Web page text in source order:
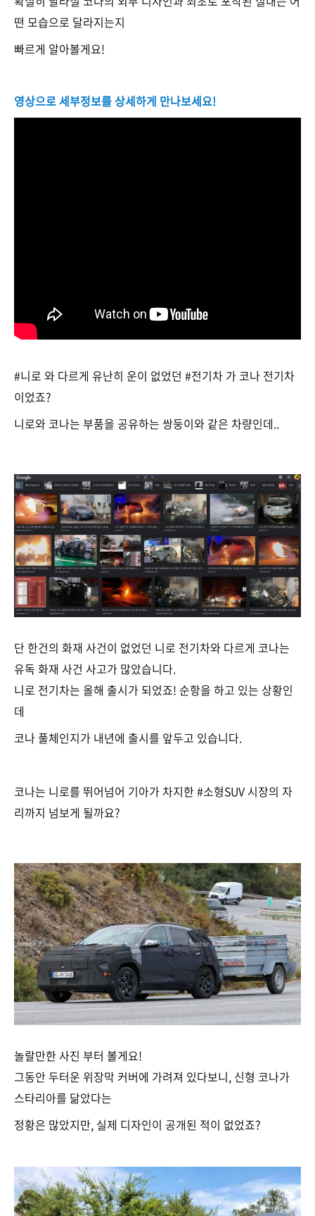
떤 모습으로 달라지는지
빠르게 알아볼게요!
영상으로 세부정보를 상세하게 만나보세요!
#니로 와 다르게 유난히 운이 없었던 #전기차 가 코나 전기차
이었죠?
니로와 코나는 부품을 공유하는 쌍둥이와 같은 차량인데..
단 한건의 화재 사건이 없었던 니로 전기차와 다르게 코나는
유독 화재 사건 사고가 많았습니다.
니로 전기차는 올해 출시가 되었죠! 순항을 하고 있는 상황인
데
코나 풀체인지가 내년에 출시를 앞두고 있습니다.
코나는 니로를 뛰어넘어 기아가 차지한 #소형SUV 시장의 자
리까지 넘보게 될까요?
놀랄만한 사진 부터 볼게요!
그동안 두터운 위장막 커버에 가려져 있다보니, 신형 코나가
스타리아를 닮았다는
정황은 많았지만, 실제 디자인이 공개된 적이 없었죠?